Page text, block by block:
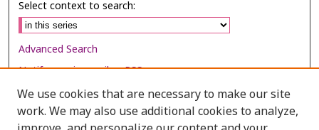
Select context to search:
Advanced Search
Notify me via email orRSS
Browse
We use cookies that are necessary to make our site
work. We may also use additional cookies to analyze,